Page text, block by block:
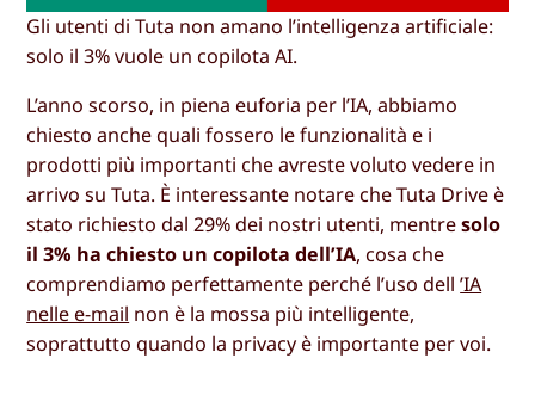
Gli utenti di Tuta non amano l’intelligenza artificiale:
solo il 3% vuole un copilota AI.
L’anno scorso, in piena euforia per l’IA, abbiamo
chiesto anche quali fossero le funzionalità e i
prodotti più importanti che avreste voluto vedere in
arrivo su Tuta. È interessante notare che Tuta Drive è
stato richiesto dal 29% dei nostri utenti, mentresolo
il 3% ha chiesto un copilota dell’IA, cosa che
comprendiamo perfettamente perché l’uso dell’IA
nelle e-mail non è la mossa più intelligente,
soprattutto quando la privacy è importante per voi.